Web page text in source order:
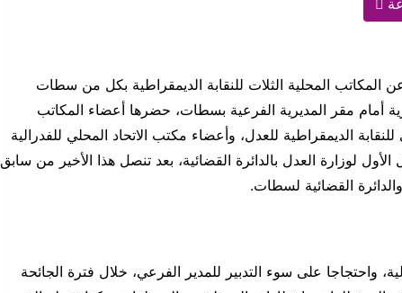
عن المكاتب المحلية الثلات للنقابة الديمقراطية بكل من سطات
أمام مقر المديرية الفرعية بسطات، حضرها أعضاء المكاتب
الديمقراطية للعدل، وأعضاء مكتب الاتحاد المحلي للفدرالية
لوزارة العدل بالدائرة القضائية، بعد تنصل هذا الأخير من سابق
والدائرة القضائية لسطات.
واحتجاجا على سوء التدبير للمدير الفرعي، خلال فترة الجائحة